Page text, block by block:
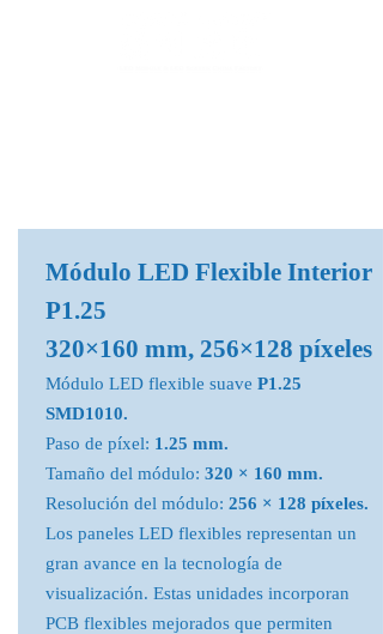
Módulo LED Flexible Interior
P1.25
320×160 mm, 256×128 píxeles
Módulo LED flexible suave P1.25
SMD1010.
Paso de píxel: 1.25 mm.
Tamaño del módulo: 320 × 160 mm.
Resolución del módulo: 256 × 128 píxeles.
Los paneles LED flexibles representan un
gran avance en la tecnología de
visualización. Estas unidades incorporan
PCB flexibles mejorados que permiten